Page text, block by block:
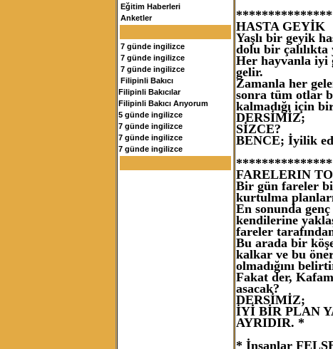
Eğitim Haberleri
Anketler
7 günde ingilizce
7 günde ingilizce
7 günde ingilizce
Filipinli Bakıcı
Filipinli Bakıcılar
Filipinli Bakıcı Arıyorum
5 günde ingilizce
7 günde ingilizce
7 günde ingilizce
7 günde ingilizce
HASTA GEYİK
Yaşlı bir geyik
dolu bir çalılıkta
Her hayvanla iyi
gelir.
Zamanla her
sonra tüm otlar
kalmadığı için
DERSİMİZ;
SİZCE?
BENCE; İyilik
FARELERIN
Bir gün fareler
kurtulma
En sonunda
kendilerine
fareler
Bu arada bir
kalkar ve bu
olmadığını
Fakat der,
asacak?
DERSİMİZ;
İYİ BİR PLAN
AYRIDIR. *
* İnsanlar